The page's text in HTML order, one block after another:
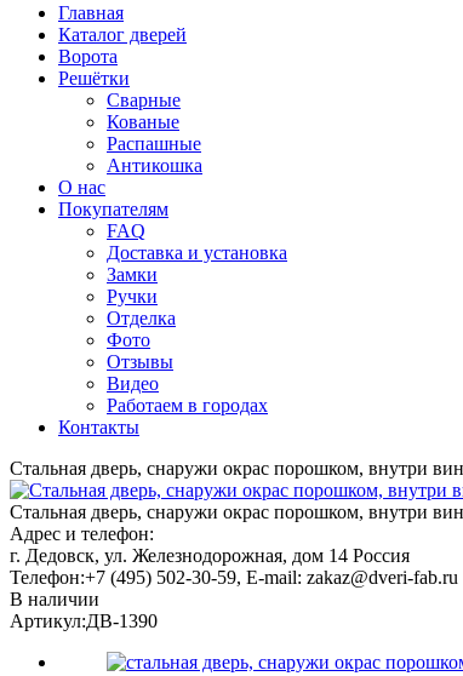
Главная
Каталог дверей
Ворота
Решётки
Сварные
Кованые
Распашные
Антикошка
О нас
Покупателям
FAQ
Доставка и установка
Замки
Ручки
Отделка
Фото
Отзывы
Видео
Работаем в городах
Контакты
Стальная дверь, снаружи окрас порошком, внутри
Стальная дверь, снаружи окрас порошком, внутри
Адрес и телефон:
г. Дедовск, ул. Железнодорожная, дом 14 Россия
Телефон:+7 (495) 502-30-59, E-mail: zakaz@dveri-fab.ru
В наличии
Артикул:ДВ-1390